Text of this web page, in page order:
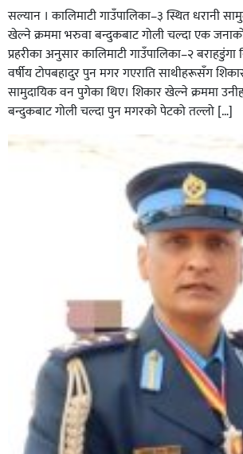
घर–घरमा मेयर बन्छु भनेर काम गर्ने जन्मेपछि
सबिन प्रियासन चौधरी
अविरल वर्षाले कालीगण्डकी नदी तटीय
पर्यटकीय स्थल रानीमहल डुबानमा,
सल्यान । कालिमाटी गाउँपालिका–३ स्थित धरानी
खेल्ने क्रममा भरुवा बन्दुकबाट गोली चल्दा एक
प्रहरीका अनुसार कालिमाटी गाउँपालिका–२ बराहडुंगा
वर्षीय टोपबहादुर पुन मगर गएराति साथीहरूसँग
सामुदायिक वन पुगेका थिए। शिकार खेल्ने क्रममा
बन्दुकबाट गोली चल्दा पुन मगरको पेटको तल्लो […]